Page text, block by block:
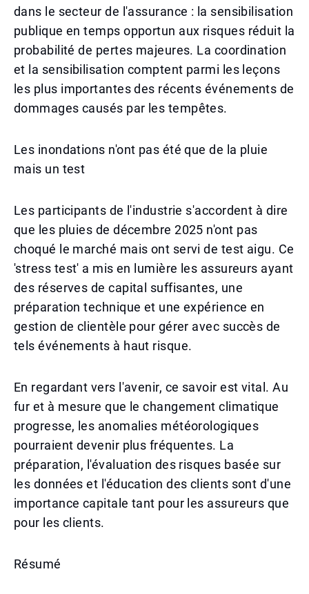
dans le secteur de l'assurance : la sensibilisation
publique en temps opportun aux risques réduit la
probabilité de pertes majeures. La coordination
et la sensibilisation comptent parmi les leçons
les plus importantes des récents événements de
dommages causés par les tempêtes.
Les inondations n'ont pas été que de la pluie
mais un test
Les participants de l'industrie s'accordent à dire
que les pluies de décembre 2025 n'ont pas
choqué le marché mais ont servi de test aigu. Ce
'stress test' a mis en lumière les assureurs ayant
des réserves de capital suffisantes, une
préparation technique et une expérience en
gestion de clientèle pour gérer avec succès de
tels événements à haut risque.
En regardant vers l'avenir, ce savoir est vital. Au
fur et à mesure que le changement climatique
progresse, les anomalies météorologiques
pourraient devenir plus fréquentes. La
préparation, l'évaluation des risques basée sur
les données et l'éducation des clients sont d'une
importance capitale tant pour les assureurs que
pour les clients.
Résumé